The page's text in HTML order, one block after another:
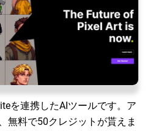
を連携したAIツールです。ア
無料で50クレジットが貰えま